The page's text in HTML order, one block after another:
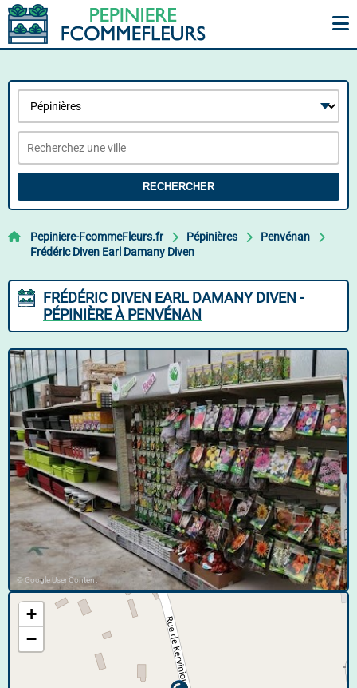
RECHERCHER
Pepiniere-FcommeFleurs.fr Pépinières
Penvénan
Frédéric Diven Earl Damany Diven
FRÉDÉRIC DIVEN EARL DAMANY DIVEN -
PÉPINIÈRE À PENVÉNAN
© Google User Content
+
−